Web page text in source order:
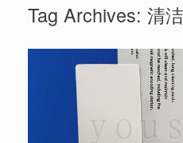
Tag Archives: 清